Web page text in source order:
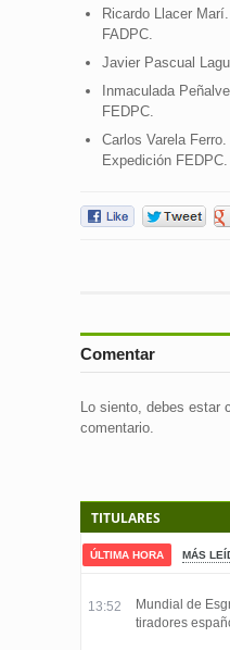
Ricardo Llacer
FADPC.
Javier Pascual
Inmaculada
FEDPC.
Carlos Varela
Expedición FEDPC.
Comentar
Lo siento, debes estar
comentario.
TITULARES
ÚLTIMA HORA MÁS
13:52
Mundial de
tiradores